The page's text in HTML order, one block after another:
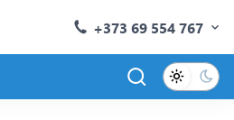
+373 69 554 767